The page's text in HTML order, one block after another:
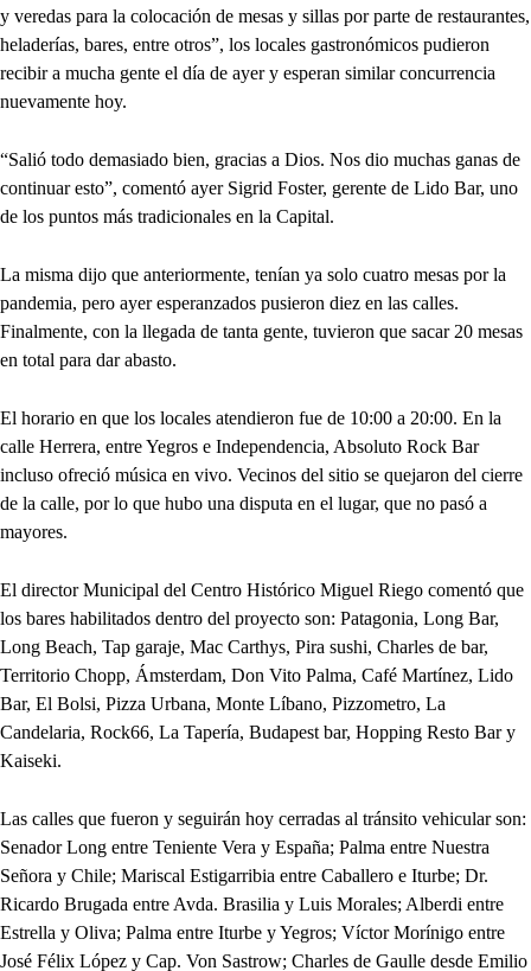
y veredas para la colocación de mesas y sillas por parte de restaurantes,
heladerías, bares, entre otros”, los locales gastronómicos pudieron
recibir a mucha gente el día de ayer y esperan similar concurrencia
nuevamente hoy.
“Salió todo demasiado bien, gracias a Dios. Nos dio muchas ganas de
continuar esto”, comentó ayer Sigrid Foster, gerente de Lido Bar, uno
de los puntos más tradicionales en la Capital.
La misma dijo que anteriormente, tenían ya solo cuatro mesas por la
pandemia, pero ayer esperanzados pusieron diez en las calles.
Finalmente, con la llegada de tanta gente, tuvieron que sacar 20 mesas
en total para dar abasto.
El horario en que los locales atendieron fue de 10:00 a 20:00. En la
calle Herrera, entre Yegros e Independencia, Absoluto Rock Bar
incluso ofreció música en vivo. Vecinos del sitio se quejaron del cierre
de la calle, por lo que hubo una disputa en el lugar, que no pasó a
mayores.
El director Municipal del Centro Histórico Miguel Riego comentó que
los bares habilitados dentro del proyecto son: Patagonia, Long Bar,
Long Beach, Tap garaje, Mac Carthys, Pira sushi, Charles de bar,
Territorio Chopp, Ámsterdam, Don Vito Palma, Café Martínez, Lido
Bar, El Bolsi, Pizza Urbana, Monte Líbano, Pizzometro, La
Candelaria, Rock66, La Tapería, Budapest bar, Hopping Resto Bar y
Kaiseki.
Las calles que fueron y seguirán hoy cerradas al tránsito vehicular son:
Senador Long entre Teniente Vera y España; Palma entre Nuestra
Señora y Chile; Mariscal Estigarribia entre Caballero e Iturbe; Dr.
Ricardo Brugada entre Avda. Brasilia y Luis Morales; Alberdi entre
Estrella y Oliva; Palma entre Iturbe y Yegros; Víctor Morínigo entre
José Félix López y Cap. Von Sastrow; Charles de Gaulle desde Emilio